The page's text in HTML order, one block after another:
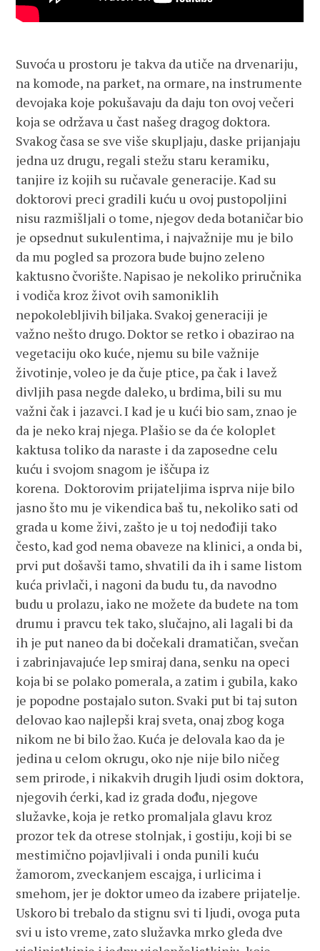
Suvoća u prostoru je takva da utiče na drvenariju,
na komode, na parket, na ormare, na instrumente
devojaka koje pokušavaju da daju ton ovoj večeri
koja se održava u čast našeg dragog doktora.
Svakog časa se sve više skupljaju, daske prijanjaju
jedna uz drugu, regali stežu staru keramiku,
tanjire iz kojih su ručavale generacije. Kad su
doktorovi preci gradili kuću u ovoj pustopoljini
nisu razmišljali o tome, njegov deda botaničar bio
je opsednut sukulentima, i najvažnije mu je bilo
da mu pogled sa prozora bude bujno zeleno
kaktusno čvorište. Napisao je nekoliko priručnika
i vodiča kroz život ovih samoniklih
nepokolebljivih biljaka. Svakoj generaciji je
važno nešto drugo. Doktor se retko i obazirao na
vegetaciju oko kuće, njemu su bile važnije
životinje, voleo je da čuje ptice, pa čak i lavež
divljih pasa negde daleko, u brdima, bili su mu
važni čak i jazavci. I kad je u kući bio sam, znao je
da je neko kraj njega. Plašio se da će koloplet
kaktusa toliko da naraste i da zaposedne celu
kuću i svojom snagom je iščupa iz
korena. Doktorovim prijateljima isprva nije bilo
jasno što mu je vikendica baš tu, nekoliko sati od
grada u kome živi, zašto je u toj nedođiji tako
često, kad god nema obaveze na klinici, a onda bi,
prvi put došavši tamo, shvatili da ih i same listom
kuća privlači, i nagoni da budu tu, da navodno
budu u prolazu, iako ne možete da budete na tom
drumu i pravcu tek tako, slučajno, ali lagali bi da
ih je put naneo da bi dočekali dramatičan, svečan
i zabrinjavajuće lep smiraj dana, senku na opeci
koja bi se polako pomerala, a zatim i gubila, kako
je popodne postajalo suton. Svaki put bi taj suton
delovao kao najlepši kraj sveta, onaj zbog koga
nikom ne bi bilo žao. Kuća je delovala kao da je
jedina u celom okrugu, oko nje nije bilo ničeg
sem prirode, i nikakvih drugih ljudi osim doktora,
njegovih ćerki, kad iz grada dođu, njegove
služavke, koja je retko promaljala glavu kroz
prozor tek da otrese stolnjak, i gostiju, koji bi se
mestimično pojavljivali i onda punili kuću
žamorom, zveckanjem escajga, i urlicima i
smehom, jer je doktor umeo da izabere prijatelje.
Uskoro bi trebalo da stignu svi ti ljudi, ovoga puta
svi u isto vreme, zato služavka mrko gleda dve